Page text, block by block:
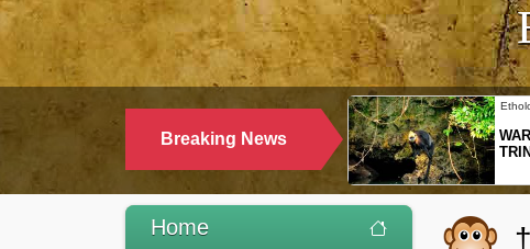
Breaking News
Ethologie | Primatologie | 28.10.2024
WARUM LANGUREN SALZWASSER
TRINKEN
Home
†